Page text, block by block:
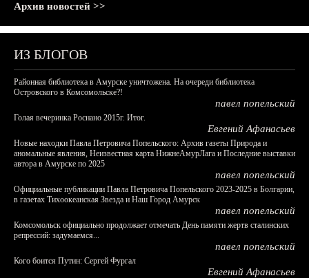
Архив новостей >>
ИЗ БЛОГОВ
Районная библиотека в Амурске уничтожена. На очереди библиотека
Островского в Комсомольске?!
павел попельский
Голая вечеринка Роснано 2015г. Итог.
Евгений Афанасьев
Новые находки Павла Петровича Попельского: Архив газеты Природа и
аномальные явления, Неизвестная карта НижнеАмурЛага и Последние выставки
автора в Амурске по 2025
павел попельский
Официальные публикации Павла Петровича Попельского 2023-2025 в Болгарии,
в газетах Тихоокеанская Звезда и Наш Город Амурск
павел попельский
Комсомольск официально продолжает отмечать День памяти жертв сталинских
репрессий: задумаемся...
павел попельский
Кого боится Путин: Сергей Фургал
Евгений Афанасьев